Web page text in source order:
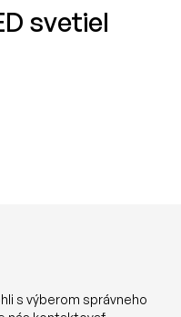
svetiel
s výberom správneho